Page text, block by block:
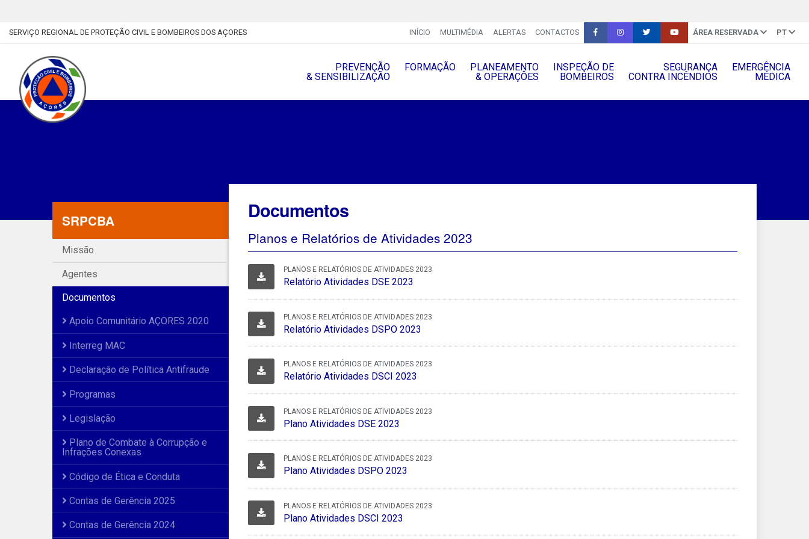
SERVIÇO REGIONAL DE PROTEÇÃO CIVIL E BOMBEIROS DOS AÇORES INÍCIO MULTIMÉDIA ALERTAS CONTACTOS ÁREA RESERVADA PT
PREVENÇÃO
& SENSIBILIZAÇÃO
FORMAÇÃO
PLANEAMENTO
& OPERAÇÔES
INSPEÇÃO DE
BOMBEIROS
SEGURANÇA
CONTRA INCÊNDIOS
EMERGÊNCIA
MÉDICA
SRPCBA
Missão
Agentes
Documentos
Apoio Comunitário AÇORES 2020
Interreg MAC
Declaração de Política Antifraude
Programas
Legislação
Plano de Combate à Corrupção e
Infrações Conexas
Código de Ética e Conduta
Contas de Gerência 2025
Contas de Gerência 2024
Documentos
Planos e Relatórios de Atividades 2023
PLANOS E RELATÓRIOS DE ATIVIDADES 2023
Relatório Atividades DSE 2023
PLANOS E RELATÓRIOS DE ATIVIDADES 2023
Relatório Atividades DSPO 2023
PLANOS E RELATÓRIOS DE ATIVIDADES 2023
Relatório Atividades DSCI 2023
PLANOS E RELATÓRIOS DE ATIVIDADES 2023
Plano Atividades DSE 2023
PLANOS E RELATÓRIOS DE ATIVIDADES 2023
Plano Atividades DSPO 2023
PLANOS E RELATÓRIOS DE ATIVIDADES 2023
Plano Atividades DSCI 2023